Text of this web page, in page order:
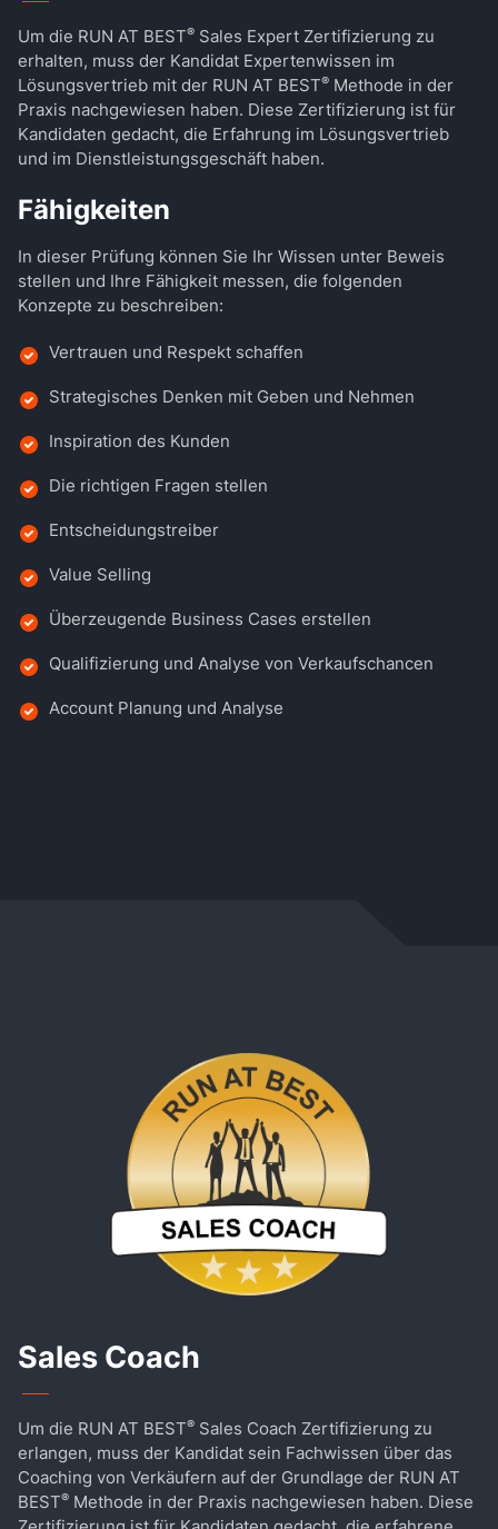
Um die RUN AT BEST® Sales Expert Zertifizierung zu
erhalten, muss der Kandidat Expertenwissen im
Lösungsvertrieb mit der RUN AT BEST® Methode in der
Praxis nachgewiesen haben. Diese Zertifizierung ist für
Kandidaten gedacht, die Erfahrung im Lösungsvertrieb
und im Dienstleistungsgeschäft haben.
Fähigkeiten
In dieser Prüfung können Sie Ihr Wissen unter Beweis
stellen und Ihre Fähigkeit messen, die folgenden
Konzepte zu beschreiben:
Vertrauen und Respekt schaffen
Strategisches Denken mit Geben und Nehmen
Inspiration des Kunden
Die richtigen Fragen stellen
Entscheidungstreiber
Value Selling
Überzeugende Business Cases erstellen
Qualifizierung und Analyse von Verkaufschancen
Account Planung und Analyse
Sales Coach
Um die RUN AT BEST® Sales Coach Zertifizierung zu
erlangen, muss der Kandidat sein Fachwissen über das
Coaching von Verkäufern auf der Grundlage der RUN AT
BEST® Methode in der Praxis nachgewiesen haben. Diese